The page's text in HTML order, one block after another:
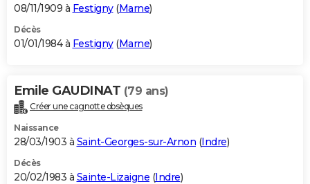
08/11/1909 à Festigny(Marne)
Décès
01/01/1984 à Festigny(Marne)
Emile GAUDINAT (79 ans)
Créer une cagnotte obsèques
Naissance
28/03/1903 à Saint-Georges-sur-Arnon (Indre)
Décès
20/02/1983 à Sainte-Lizaigne (Indre)